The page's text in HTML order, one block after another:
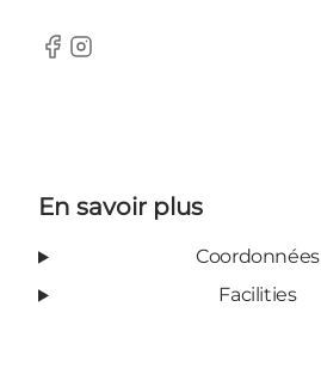
Facebook
Instagram
En savoir plus
Coordonnées
Facilities